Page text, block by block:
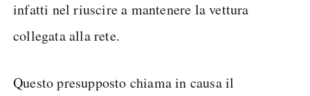
infatti nel riuscire a mantenere la vettura
collegata alla rete.
Questo presupposto chiama in causa il